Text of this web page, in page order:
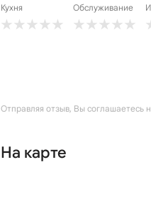
Кухня Обслуживание
Отправляя отзыв, Вы соглашаетесь
На карте